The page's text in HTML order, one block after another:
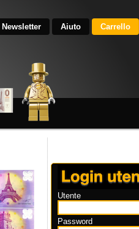
Newsletter Aiuto Carrello
Utente
Password